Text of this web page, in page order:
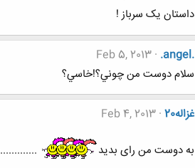
داستان یک سرباز !
.angel.
Feb 5, 2013
سلام دوست من چوني؟!خاسي؟
غزاله20 Feb 4, 2013
به دوست من رای بدید